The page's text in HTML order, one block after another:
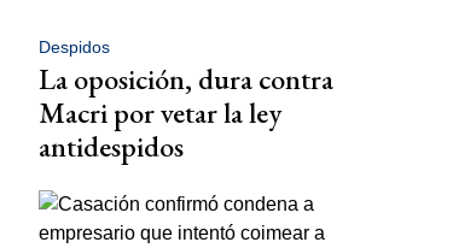
Despidos
La oposición, dura contra
Macri por vetar la ley
antidespidos